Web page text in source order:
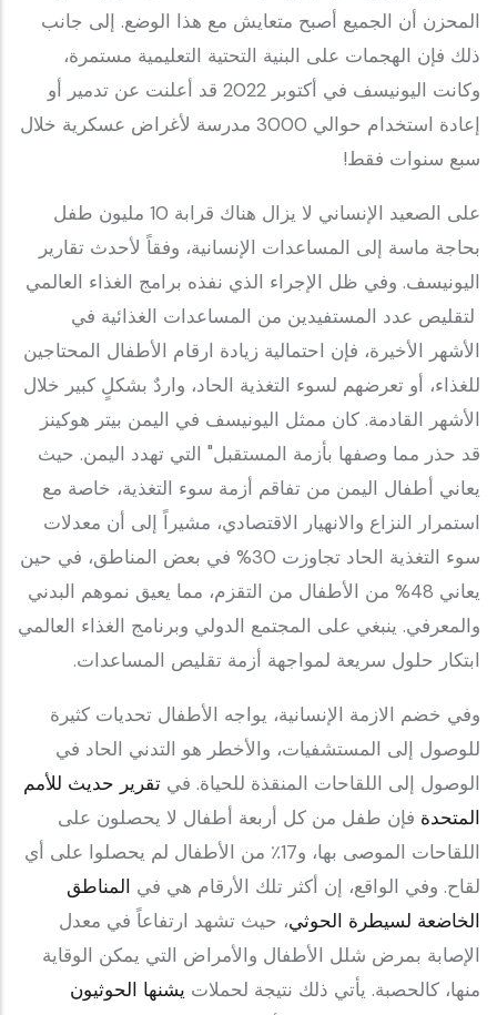
المحزن أن الجميع أصبح متعايش مع هذا الوضع. إلى جانب
ذلك فإن الهجمات على البنية التحتية التعليمية مستمرة،
وكانت اليونيسف في أكتوبر 2022 قد أعلنت عن تدمير أو
إعادة استخدام حوالي 3000 مدرسة لأغراض عسكرية خلال
سبع سنوات فقط!
على الصعيد الإنساني لا يزال هناك قرابة 10 مليون طفل
بحاجة ماسة إلى المساعدات الإنسانية، وفقاً لأحدث تقارير
اليونيسف. وفي ظل الإجراء الذي نفذه برامج الغذاء العالمي
لتقليص عدد المستفيدين من المساعدات الغذائية في
الأشهر الأخيرة، فإن احتمالية زيادة ارقام الأطفال المحتاجين
للغذاء، أو تعرضهم لسوء التغذية الحاد، واردٌ بشكلٍ كبير خلال
الأشهر القادمة. كان ممثل اليونيسف في اليمن بيتر هوكينز
قد حذر مما وصفها بأزمة المستقبل" التي تهدد اليمن. حيث
يعاني أطفال اليمن من تفاقم أزمة سوء التغذية، خاصة مع
استمرار النزاع والانهيار الاقتصادي، مشيراً إلى أن معدلات
سوء التغذية الحاد تجاوزت 30% في بعض المناطق، في حين
يعاني 48% من الأطفال من التقزم، مما يعيق نموهم البدني
والمعرفي. ينبغي على المجتمع الدولي وبرنامج الغذاء العالمي
ابتكار حلول سريعة لمواجهة أزمة تقليص المساعدات.
وفي خضم الازمة الإنسانية، يواجه الأطفال تحديات كثيرة
للوصول إلى المستشفيات، والأخطر هو التدني الحاد في
الوصول إلى اللقاحات المنقذة للحياة. في تقرير حديث للأمم
المتحدة فإن طفل من كل أربعة أطفال لا يحصلون على
اللقاحات الموصى بها، و17٪ من الأطفال لم يحصلوا على أي
لقاح. وفي الواقع، إن أكثر تلك الأرقام هي في المناطق
الخاضعة لسيطرة الحوثي، حيث تشهد ارتفاعاً في معدل
الإصابة بمرض شلل الأطفال والأمراض التي يمكن الوقاية
منها، كالحصبة. يأتي ذلك نتيجة لحملات يشنها الحوثيون